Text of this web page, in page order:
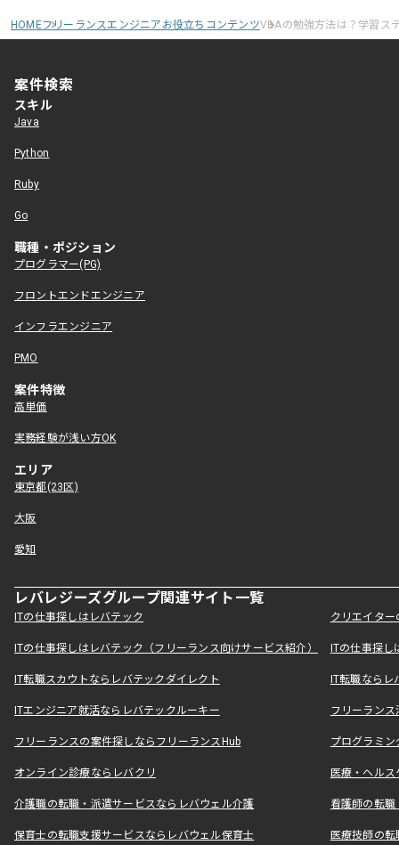
HOMEフリーランスエンジニアお役立ちコンテンツVBAの勉強方法は？学習ス
案件検索
スキル
Java
Python
Ruby
Go
職種・ポジション
プログラマー(PG)
フロントエンドエンジニア
インフラエンジニア
PMO
案件特徴
高単価
実務経験が浅い方OK
エリア
東京都(23区)
大阪
愛知
レバレジーズグループ関連サイト一覧
ITの仕事探しはレバテック クリエイタ
ITの仕事探しはレバテック（フリーランス向けサービス紹介） ITの仕事探
IT転職スカウトならレバテックダイレクト IT転職なら
ITエンジニア就活ならレバテックルーキー フリーラン
フリーランスの案件探しならフリーランスHub プログラミ
オンライン診療ならレバクリ 医療・ヘル
介護職の転職・派遣サービスならレバウェル介護 看護師の転
保育士の転職支援サービスならレバウェル保育士 医療技師の